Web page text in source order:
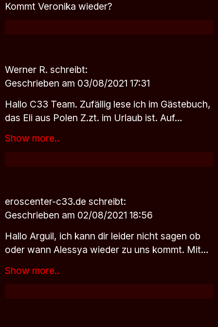
Kommt Veronika wieder?
Werner R. schreibt:
Geschrieben am 03/08/2021 17:31
Hallo C33 Team. Zufällig lese ich im Gästebuch,
das Eli aus Polen Z.zt. im Urlaub ist. Auf…
Show more..
eroscenter-c33.de schreibt:
Geschrieben am 02/08/2021 18:56
Hallo Arguil, ich kann dir leider nicht sagen ob
oder wann Alessya wieder zu uns kommt. Mit…
Show more..